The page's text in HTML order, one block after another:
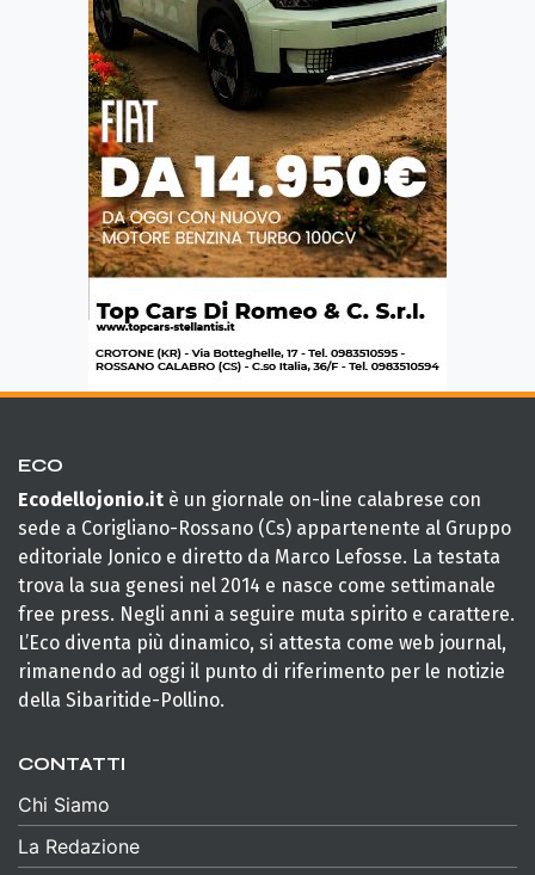
ECO
Ecodellojonio.it è un giornale on-line calabrese con
sede a Corigliano-Rossano (Cs) appartenente al Gruppo
editoriale Jonico e diretto da Marco Lefosse. La testata
trova la sua genesi nel 2014 e nasce come settimanale
free press. Negli anni a seguire muta spirito e carattere.
L’Eco diventa più dinamico, si attesta come web journal,
rimanendo ad oggi il punto di riferimento per le notizie
della Sibaritide-Pollino.
CONTATTI
Chi Siamo
La Redazione